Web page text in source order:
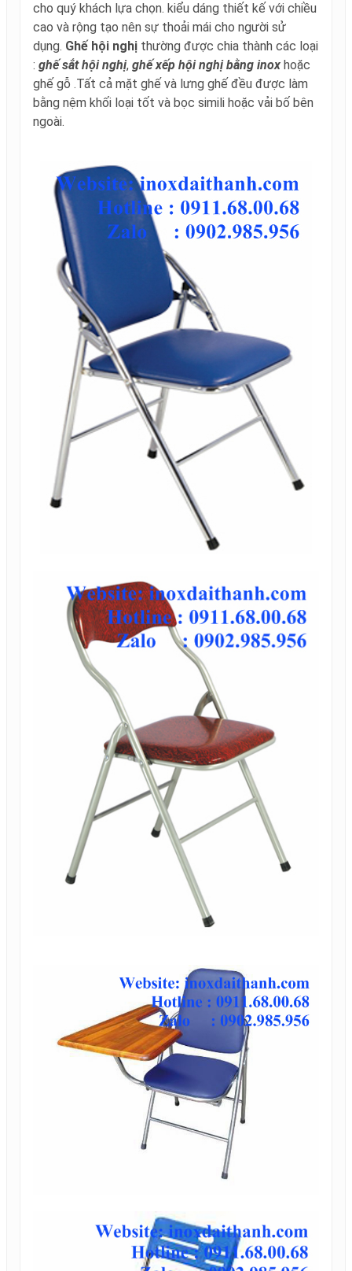
cho quý khách lựa chọn. kiểu dáng thiết kế với chiều
cao và rộng tạo nên sự thoải mái cho người sử
dụng. Ghế hội nghị thường được chia thành các loại
: ghế sắt hội nghị, ghế xếp hội nghị bằng inox hoặc
ghế gỗ .Tất cả mặt ghế và lưng ghế đều được làm
bằng nệm khối loại tốt và bọc simili hoặc vải bố bên
ngoài.